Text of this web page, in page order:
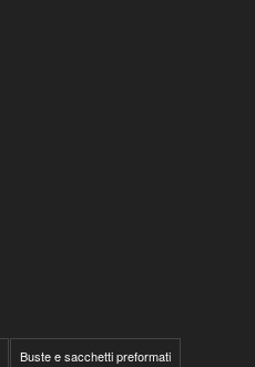
Buste e sacchetti preformati